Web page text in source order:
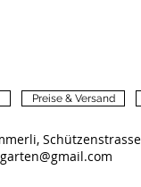
Preise & Versand